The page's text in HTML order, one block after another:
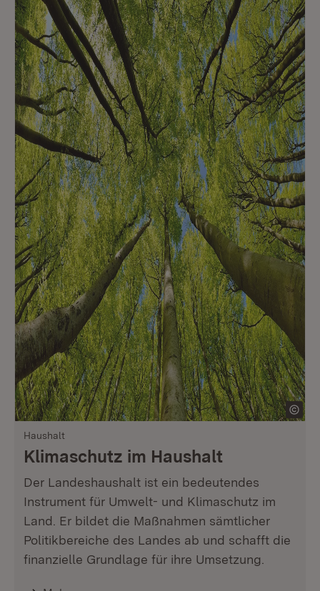
Haushalt
Klimaschutz im Haushalt
Der Landeshaushalt ist ein bedeutendes
Instrument für Umwelt- und Klimaschutz im
Land. Er bildet die Maßnahmen sämtlicher
Politikbereiche des Landes ab und schafft die
finanzielle Grundlage für ihre Umsetzung.